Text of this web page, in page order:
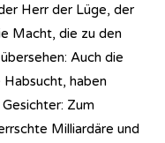
Herr der Lüge, der
Macht, die zu den
Auch die
haben
Zum
Milliardäre und